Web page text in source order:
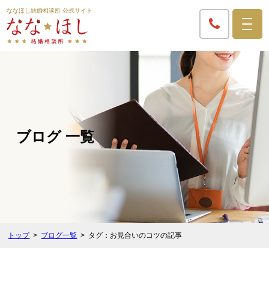
ななほし結婚相談所 公式サイト
ブログ 一覧
トップ ブログ一覧 タグ：お見合いのコツの記事